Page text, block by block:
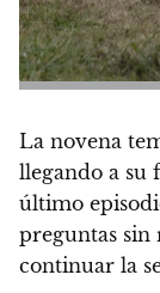
La novena
llegando a su
último
preguntas sin
continuar la